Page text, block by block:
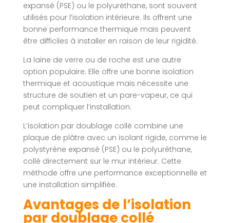
expansé (PSE) ou le polyuréthane, sont souvent
utilisés pour l’isolation intérieure. Ils offrent une
bonne performance thermique mais peuvent
être difficiles à installer en raison de leur rigidité.
La laine de verre ou de roche est une autre
option populaire. Elle offre une bonne isolation
thermique et acoustique mais nécessite une
structure de soutien et un pare-vapeur, ce qui
peut compliquer l’installation.
L’isolation par doublage collé combine une
plaque de plâtre avec un isolant rigide, comme le
polystyrène expansé (PSE) ou le polyuréthane,
collé directement sur le mur intérieur. Cette
méthode offre une performance exceptionnelle et
une installation simplifiée.
Avantages de l’isolation
par doublage collé